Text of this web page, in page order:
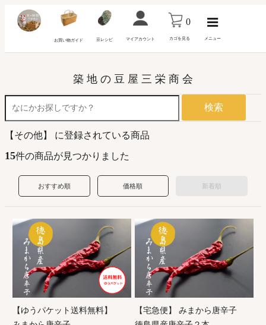
お買い物ガイド 豆レシピ マイアカウント
0
カゴを見る メニュー
築 地 の 豆 屋 三 栄 商 会
検索
【その他】 に登録されている商品
15件の商品が見つかりました
おすすめ順 価格順 新着順
【ゆうパケット送料無料】
【宅急便】 みまから唐辛子